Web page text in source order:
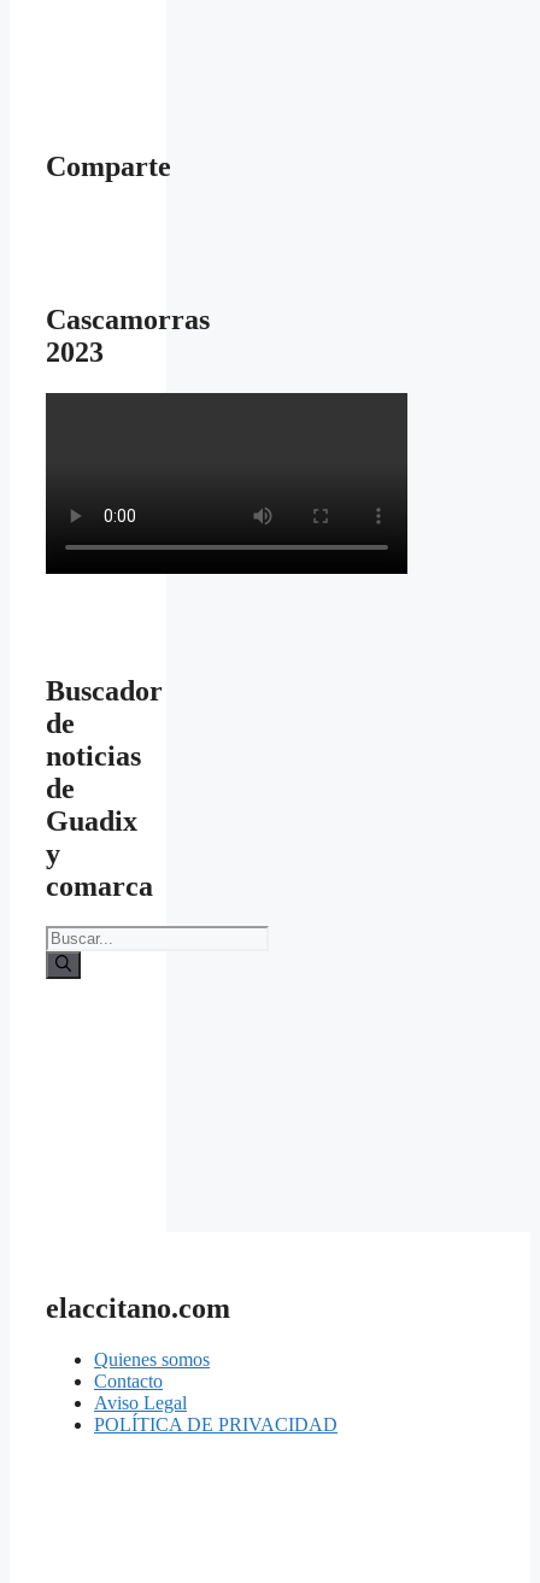
Comparte
Cascamorras
2023
Buscador
de
noticias
de
Guadix
y
comarca
Buscar:
elaccitano.com
Quienes somos
Contacto
Aviso Legal
POLÍTICA DE PRIVACIDAD